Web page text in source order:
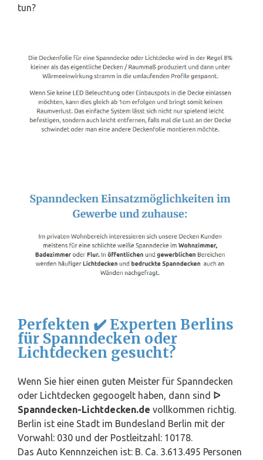
tun?
Perfekten ✔️ Experten Berlins
für Spanndecken oder
Lichtdecken gesucht?
Wenn Sie hier einen guten Meister für Spanndecken
oder Lichtdecken gegoogelt haben, dann sind ᐅ
Spanndecken-Lichtdecken.de vollkommen richtig.
Berlin ist eine Stadt im Bundesland Berlin mit der
Vorwahl: 030 und der Postleitzahl: 10178.
Das Auto Kennnzeichen ist: B. Ca. 3.613.495 Personen